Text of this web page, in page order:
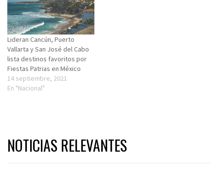
Lideran Cancún, Puerto
Vallarta y San José del Cabo
lista destinos favoritos por
Fiestas Patrias en México
14 septiembre, 2021
En "Nacional"
NOTICIAS RELEVANTES